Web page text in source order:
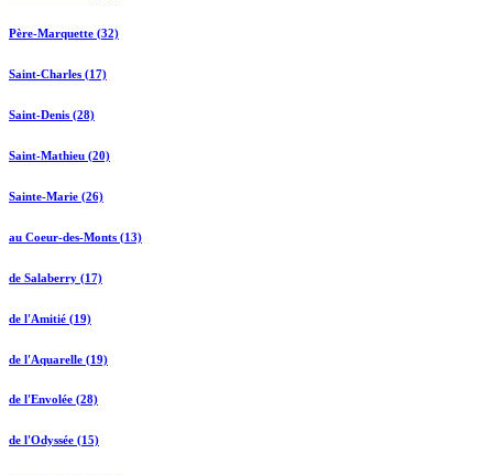
Père-Marquette (32)
Saint-Charles (17)
Saint-Denis (28)
Saint-Mathieu (20)
Sainte-Marie (26)
au Coeur-des-Monts (13)
de Salaberry (17)
de l'Amitié (19)
de l'Aquarelle (19)
de l'Envolée (28)
de l'Odyssée (15)